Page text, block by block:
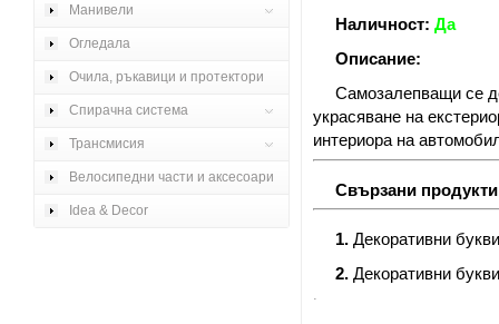
Наличност: Да
Описание:
Самозалепващи се
украсяване на
интериора на
Свързани
1. Декоративни
2. Декоративни
.
Манивели
Огледала
Очила, ръкавици и протектори
Спирачна система
Трансмисия
Велосипедни части и аксесоари
Idea & Decor